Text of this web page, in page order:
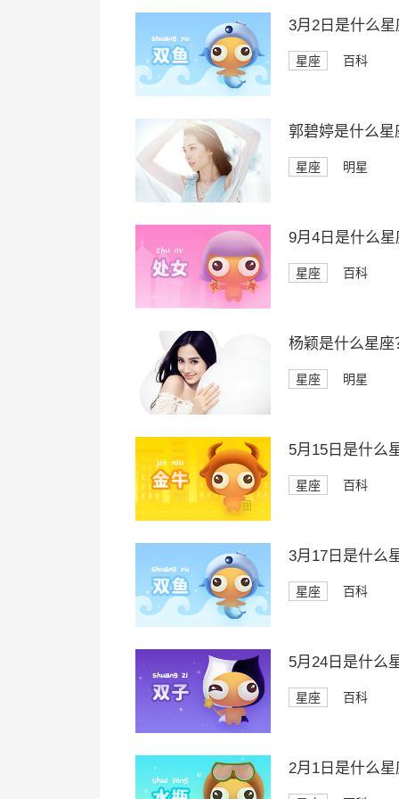
3月2日是什么星
星座 百科
郭碧婷是什么星
星座 明星
9月4日是什么星
星座 百科
杨颖是什么星座
星座 明星
5月15日是什么
星座 百科
3月17日是什么
星座 百科
5月24日是什么
星座 百科
2月1日是什么星